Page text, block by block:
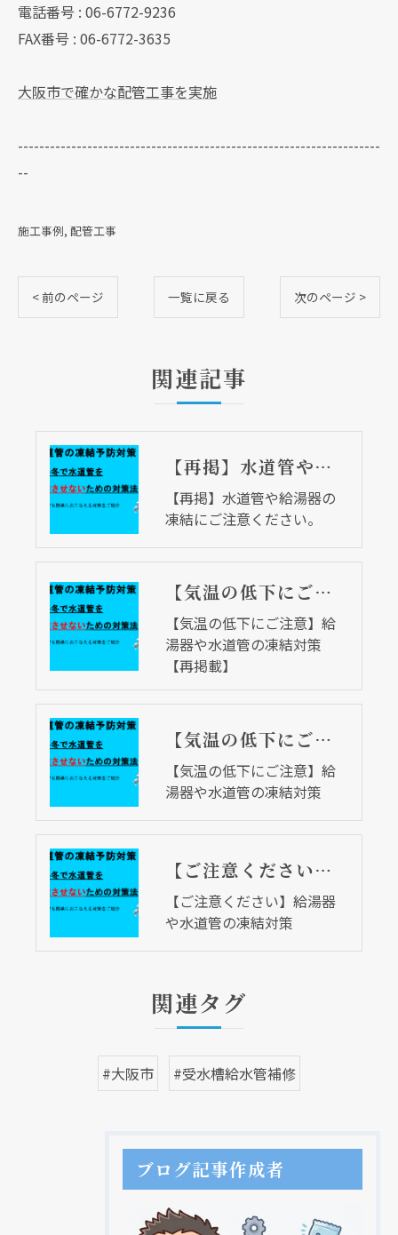
電話番号 : 06-6772-9236
FAX番号 : 06-6772-3635
大阪市で確かな配管工事を実施
--------------------------------------------------------------------
--
施工事例 配管工事
< 前のページ 一覧に戻る 次のページ >
関連記事
【再掲】水道管や給湯器の凍結にご注意ください。
【再掲】水道管や給湯器の
凍結にご注意ください。
【気温の低下にご注意】給湯器や水道管の凍結対策【再掲載】
【気温の低下にご注意】給
湯器や水道管の凍結対策
【再掲載】
【気温の低下にご注意】給湯器や水道管の凍結対策
【気温の低下にご注意】給
湯器や水道管の凍結対策
【ご注意ください】給湯器や水道管の凍結対策
【ご注意ください】給湯器
や水道管の凍結対策
関連タグ
#大阪市 #受水槽給水管補修
ブログ記事作成者